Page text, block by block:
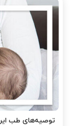
توصیه‌های طب